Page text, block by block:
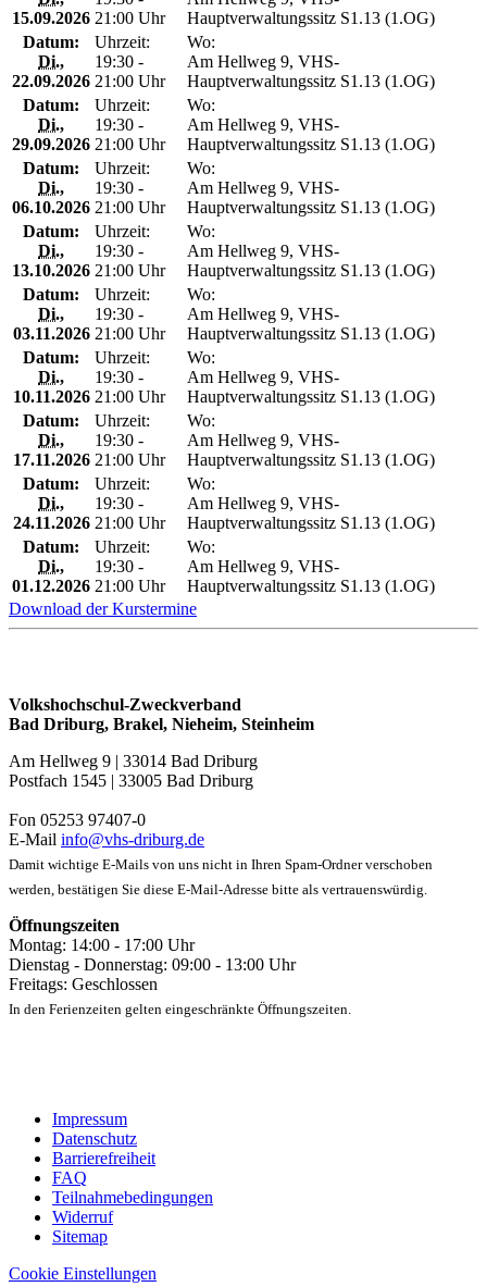
15.09.2026 21:00 Uhr
Hauptverwaltungssitz S1.13 (1.OG)
Datum:
Di.,
22.09.2026
Uhrzeit:
19:30 -
21:00 Uhr
Wo:
Am Hellweg 9, VHS-
Hauptverwaltungssitz S1.13 (1.OG)
Datum:
Di.,
29.09.2026
Uhrzeit:
19:30 -
21:00 Uhr
Wo:
Am Hellweg 9, VHS-
Hauptverwaltungssitz S1.13 (1.OG)
Datum:
Di.,
06.10.2026
Uhrzeit:
19:30 -
21:00 Uhr
Wo:
Am Hellweg 9, VHS-
Hauptverwaltungssitz S1.13 (1.OG)
Datum:
Di.,
13.10.2026
Uhrzeit:
19:30 -
21:00 Uhr
Wo:
Am Hellweg 9, VHS-
Hauptverwaltungssitz S1.13 (1.OG)
Datum:
Di.,
03.11.2026
Uhrzeit:
19:30 -
21:00 Uhr
Wo:
Am Hellweg 9, VHS-
Hauptverwaltungssitz S1.13 (1.OG)
Datum:
Di.,
10.11.2026
Uhrzeit:
19:30 -
21:00 Uhr
Wo:
Am Hellweg 9, VHS-
Hauptverwaltungssitz S1.13 (1.OG)
Datum:
Di.,
17.11.2026
Uhrzeit:
19:30 -
21:00 Uhr
Wo:
Am Hellweg 9, VHS-
Hauptverwaltungssitz S1.13 (1.OG)
Datum:
Di.,
24.11.2026
Uhrzeit:
19:30 -
21:00 Uhr
Wo:
Am Hellweg 9, VHS-
Hauptverwaltungssitz S1.13 (1.OG)
Datum:
Di.,
01.12.2026
Uhrzeit:
19:30 -
21:00 Uhr
Wo:
Am Hellweg 9, VHS-
Hauptverwaltungssitz S1.13 (1.OG)
Download der Kurstermine
Volkshochschul-Zweckverband
Bad Driburg, Brakel, Nieheim, Steinheim
Am Hellweg 9 | 33014 Bad Driburg
Postfach 1545 | 33005 Bad Driburg
Fon 05253 97407-0
E-Mail info@vhs-driburg.de
Damit wichtige E-Mails von uns nicht in Ihren Spam-Ordner verschoben
werden, bestätigen Sie diese E-Mail-Adresse bitte als vertrauenswürdig.
Öffnungszeiten
Montag: 14:00 - 17:00 Uhr
Dienstag - Donnerstag: 09:00 - 13:00 Uhr
Freitags: Geschlossen
In den Ferienzeiten gelten eingeschränkte Öffnungszeiten.
Impressum
Datenschutz
Barrierefreiheit
FAQ
Teilnahmebedingungen
Widerruf
Sitemap
Cookie Einstellungen